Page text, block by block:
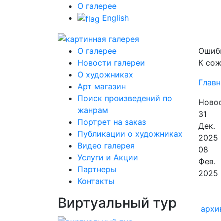
О галерее
English
О галерее
Новости галереи
О художниках
Арт магазин
Поиск произведений по
жанрам
Портрет на заказ
Публикации о художниках
Видео галерея
Услуги и Акции
Партнеры
Контакты
Виртуальный тур
К
31
Дек.
2025
08
Фев.
2025